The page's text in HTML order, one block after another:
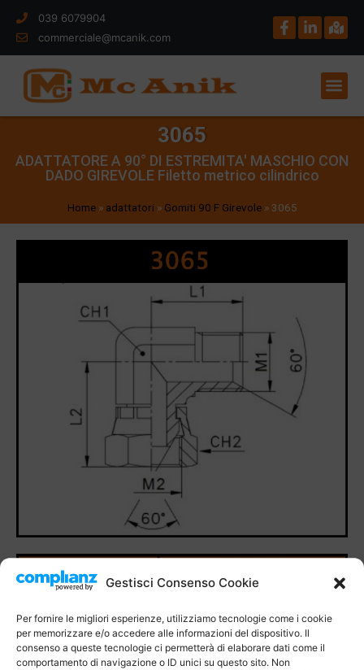
Gestisci Consenso Cookie
Per fornire le migliori esperienze, utilizziamo tecnologie come i cookie
per memorizzare e/o accedere alle informazioni del dispositivo. Il
consenso a queste tecnologie ci permetterà di elaborare dati come il
comportamento di navigazione o ID unici su questo sito. Non
039 6079904
commerciale@mcanik.com
3065
ADATTATORE A 90° DI ESTREMITA' MASCHIO CON
DADO GIREVOLE Filetto metrico cilindrico
Home» adattatori » Gomiti 90 F Girevole»3065